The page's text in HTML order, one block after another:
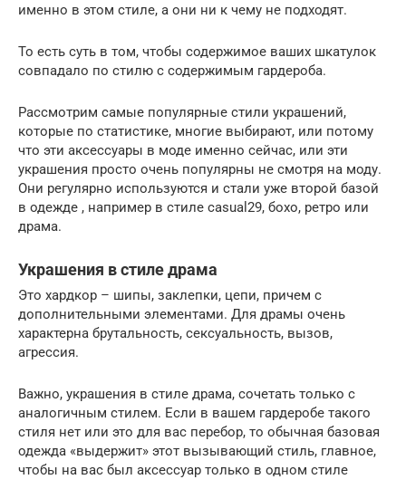
именно в этом стиле, а они ни к чему не подходят.
То есть суть в том, чтобы содержимое ваших шкатулок
совпадало по стилю с содержимым гардероба.
Рассмотрим самые популярные стили украшений,
которые по статистике, многие выбирают, или потому
что эти аксессуары в моде именно сейчас, или эти
украшения просто очень популярны не смотря на моду.
Они регулярно используются и стали уже второй базой
в одежде , например в стиле casual29, бохо, ретро или
драма.
Украшения в стиле драма
Это хардкор – шипы, заклепки, цепи, причем с
дополнительными элементами. Для драмы очень
характерна брутальность, сексуальность, вызов,
агрессия.
Важно, украшения в стиле драма, сочетать только с
аналогичным стилем. Если в вашем гардеробе такого
стиля нет или это для вас перебор, то обычная базовая
одежда «выдержит» этот вызывающий стиль, главное,
чтобы на вас был аксессуар только в одном стиле